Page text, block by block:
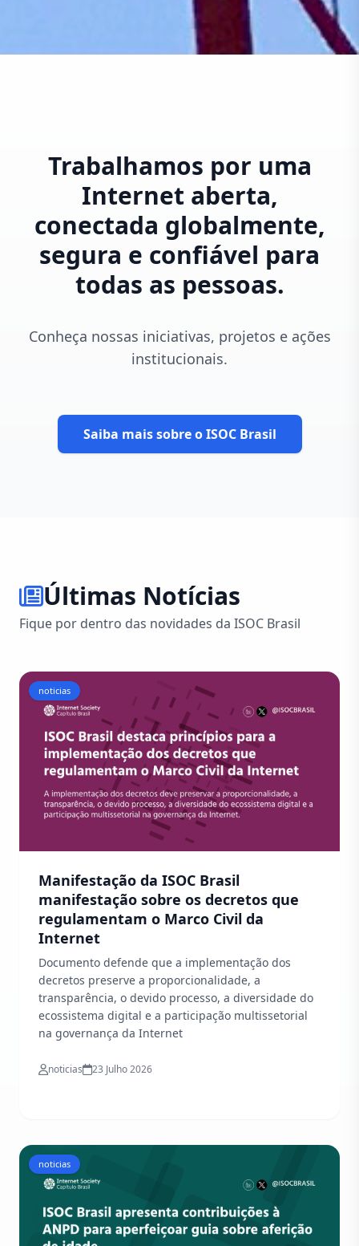
Trabalhamos por uma
Internet aberta,
conectada globalmente,
segura e confiável para
todas as pessoas.
Conheça nossas iniciativas, projetos e ações
institucionais.
Saiba mais sobre o ISOC Brasil
Últimas Notícias
Fique por dentro das novidades da ISOC Brasil
noticias
Manifestação da ISOC Brasil
manifestação sobre os decretos que
regulamentam o Marco Civil da
Internet
Documento defende que a implementação dos
decretos preserve a proporcionalidade, a
transparência, o devido processo, a diversidade do
ecossistema digital e a participação multissetorial
na governança da Internet
noticias 23 Julho 2026
noticias